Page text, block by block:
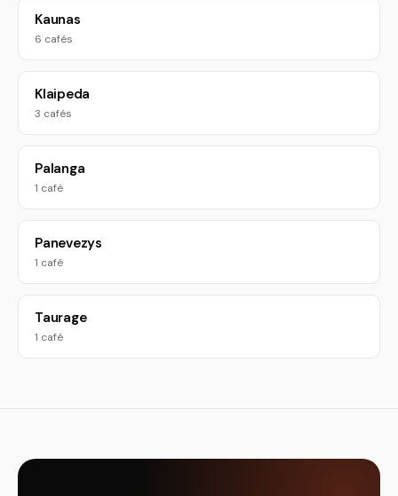
Kaunas
6 cafés
Klaipeda
3 cafés
Palanga
1 café
Panevezys
1 café
Taurage
1 café